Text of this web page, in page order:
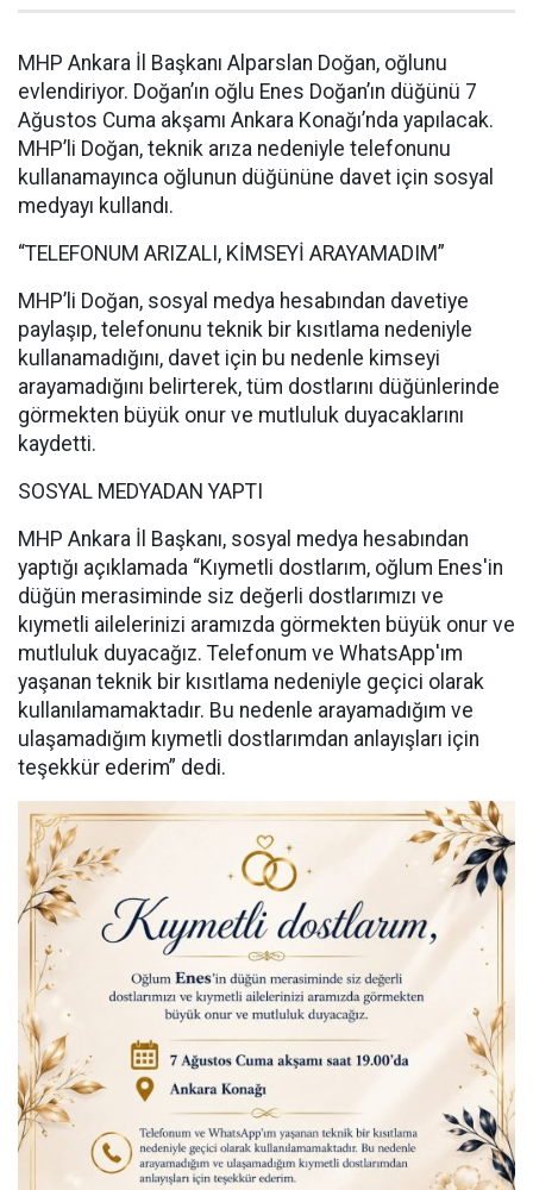
MHP Ankara İl Başkanı Alparslan Doğan, oğlunu
evlendiriyor. Doğan’ın oğlu Enes Doğan’ın düğünü 7
Ağustos Cuma akşamı Ankara Konağı’nda yapılacak.
MHP’li Doğan, teknik arıza nedeniyle telefonunu
kullanamayınca oğlunun düğününe davet için sosyal
medyayı kullandı.
“TELEFONUM ARIZALI, KİMSEYİ ARAYAMADIM”
MHP’li Doğan, sosyal medya hesabından davetiye
paylaşıp, telefonunu teknik bir kısıtlama nedeniyle
kullanamadığını, davet için bu nedenle kimseyi
arayamadığını belirterek, tüm dostlarını düğünlerinde
görmekten büyük onur ve mutluluk duyacaklarını
kaydetti.
SOSYAL MEDYADAN YAPTI
MHP Ankara İl Başkanı, sosyal medya hesabından
yaptığı açıklamada “Kıymetli dostlarım, oğlum Enes'in
düğün merasiminde siz değerli dostlarımızı ve
kıymetli ailelerinizi aramızda görmekten büyük onur ve
mutluluk duyacağız. Telefonum ve WhatsApp'ım
yaşanan teknik bir kısıtlama nedeniyle geçici olarak
kullanılamamaktadır. Bu nedenle arayamadığım ve
ulaşamadığım kıymetli dostlarımdan anlayışları için
teşekkür ederim” dedi.